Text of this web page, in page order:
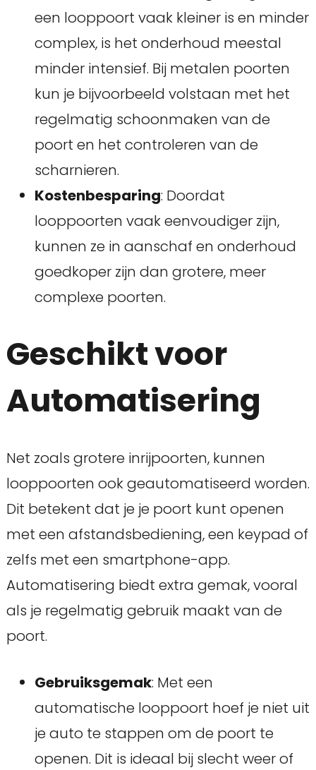
een looppoort vaak kleiner is en minder
complex, is het onderhoud meestal
minder intensief. Bij metalen poorten
kun je bijvoorbeeld volstaan met het
regelmatig schoonmaken van de
poort en het controleren van de
scharnieren.
Kostenbesparing: Doordat
looppoorten vaak eenvoudiger zijn,
kunnen ze in aanschaf en onderhoud
goedkoper zijn dan grotere, meer
complexe poorten.
Geschikt voor
Automatisering
Net zoals grotere inrijpoorten, kunnen
looppoorten ook geautomatiseerd worden.
Dit betekent dat je je poort kunt openen
met een afstandsbediening, een keypad of
zelfs met een smartphone-app.
Automatisering biedt extra gemak, vooral
als je regelmatig gebruik maakt van de
poort.
Gebruiksgemak: Met een
automatische looppoort hoef je niet uit
je auto te stappen om de poort te
openen. Dit is ideaal bij slecht weer of